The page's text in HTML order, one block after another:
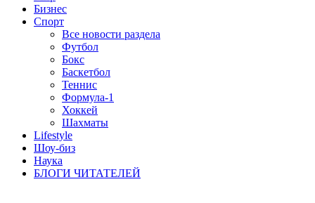
Бизнес
Спорт
Все новости раздела
Футбол
Бокс
Баскетбол
Теннис
Формула-1
Хоккей
Шахматы
Lifestyle
Шоу-биз
Наука
БЛОГИ ЧИТАТЕЛЕЙ